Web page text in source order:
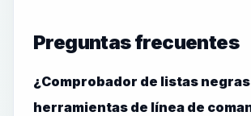
Preguntas frecuentes
¿Comprobador de listas
herramientas de línea de